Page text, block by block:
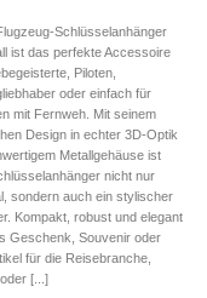
Schlüsselanhänger
ist das perfekte Accessoire
Piloten,
oder einfach für
mit Fernweh. Mit seinem
Design in echter 3D-Optik
Metallgehäuse ist
nicht nur
sondern auch ein stylischer
Kompakt, robust und elegant
Geschenk, Souvenir oder
für die Reisebranche,
[...]